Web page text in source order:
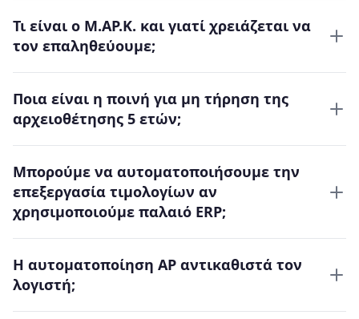
Τι είναι ο Μ.ΑΡ.Κ. και γιατί χρειάζεται να
τον επαληθεύουμε;
Ποια είναι η ποινή για μη τήρηση της
αρχειοθέτησης 5 ετών;
Μπορούμε να αυτοματοποιήσουμε την
επεξεργασία τιμολογίων αν
χρησιμοποιούμε παλαιό ERP;
Η αυτοματοποίηση AP αντικαθιστά τον
λογιστή;